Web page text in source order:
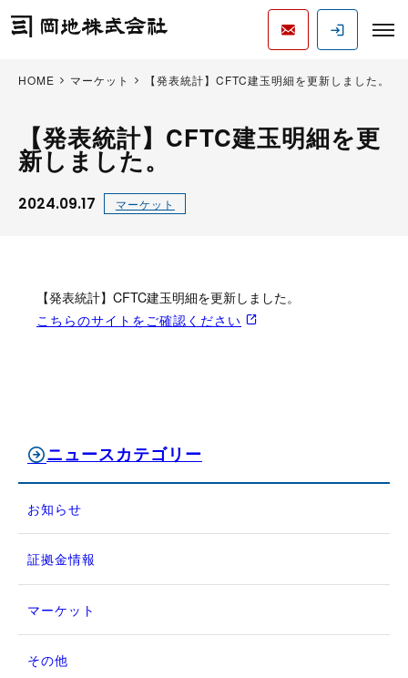
HOME マーケット 【発表統計】CFTC建玉明細を更新しました。
【発表統計】CFTC建玉明細を更
新しました。
2024.09.17 マーケット
【発表統計】CFTC建玉明細を更新しました。
こちらのサイトをご確認ください
ニュースカテゴリー
お知らせ
証拠金情報
マーケット
その他